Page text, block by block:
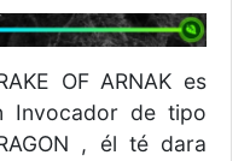
OF ARNAK es
Invocador de tipo
, él té dara